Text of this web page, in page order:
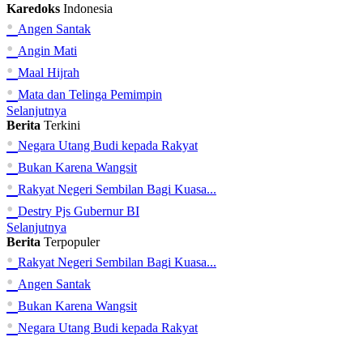
Karedoks Indonesia
• Angen Santak
• Angin Mati
• Maal Hijrah
• Mata dan Telinga Pemimpin
Selanjutnya
Berita Terkini
• Negara Utang Budi kepada Rakyat
• Bukan Karena Wangsit
• Rakyat Negeri Sembilan Bagi Kuasa...
• Destry Pjs Gubernur BI
Selanjutnya
Berita Terpopuler
• Rakyat Negeri Sembilan Bagi Kuasa...
• Angen Santak
• Bukan Karena Wangsit
• Negara Utang Budi kepada Rakyat